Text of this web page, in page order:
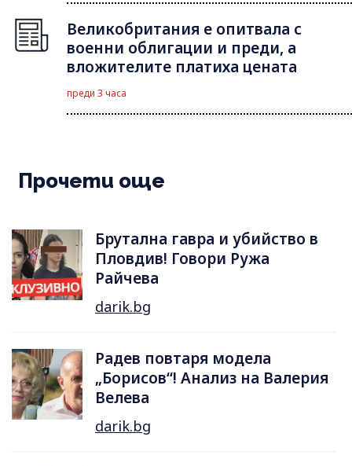
Великобритания е опитвала с
военни облигации и преди, а
вложителите платиха цената
преди 3 часа
Прочети още
Брутална гавра и убийство в
Пловдив! Говори Ружа
Райчева
darik.bg
Радев повтаря модела
„Борисов“! Анализ на Валерия
Велева
darik.bg